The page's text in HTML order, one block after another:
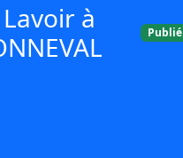
Lavoir à
Publié